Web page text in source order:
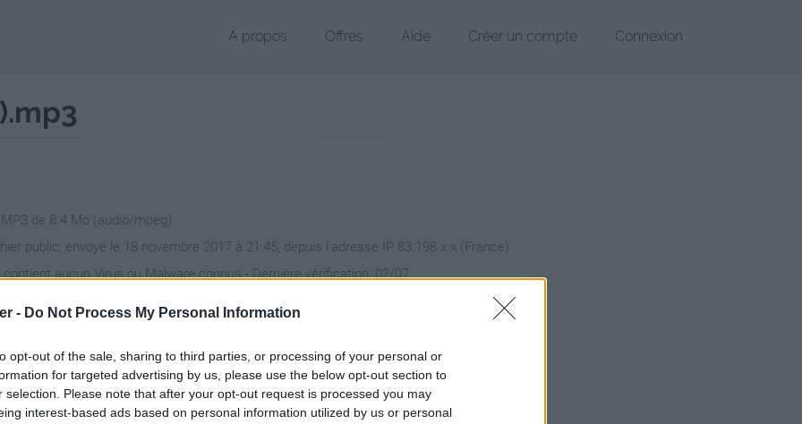
- Do Not Process My Personal Information
opt-out of the sale, sharing to third parties, or processing of your personal or
for targeted advertising by us, please use the below opt-out section to
selection. Please note that after your opt-out request is processed you may
interest-based ads based on personal information utilized by us or personal
À propos Offres Aide Créer un compte Connexion
de 8.4 Mo (audio/mpeg)
public, envoyé le 18 novembre 2017 à 21:45, depuis l'adresse IP 83.198.x.x (France)
contient aucun Virus ou Malware connus - Dernière vérification: 02/07